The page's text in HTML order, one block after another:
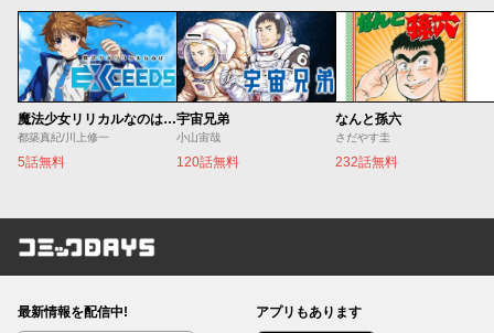
魔法少女リリカルなのは EXCEEDS
都築真紀/川上修一
5話無料
宇宙兄弟
小山宙哉
120話無料
なんと孫六
さだやす圭
232話無料
コミックDAYS
最新情報を配信中! アプリもあります